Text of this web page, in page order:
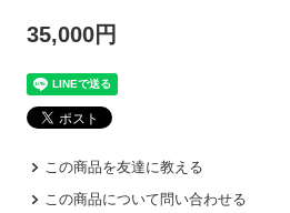
35,000円
この商品を友達に教える
この商品について問い合わせる